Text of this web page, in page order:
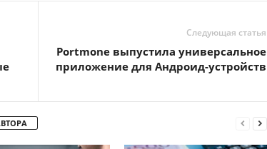
Следующая статья
Portmone выпустила универсальное
приложение для Андроид-устройств